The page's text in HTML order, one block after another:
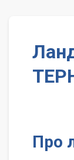
Про